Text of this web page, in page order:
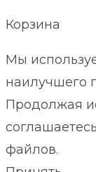
Корзина
Мы
наилучшего
Продолжая
файлов.